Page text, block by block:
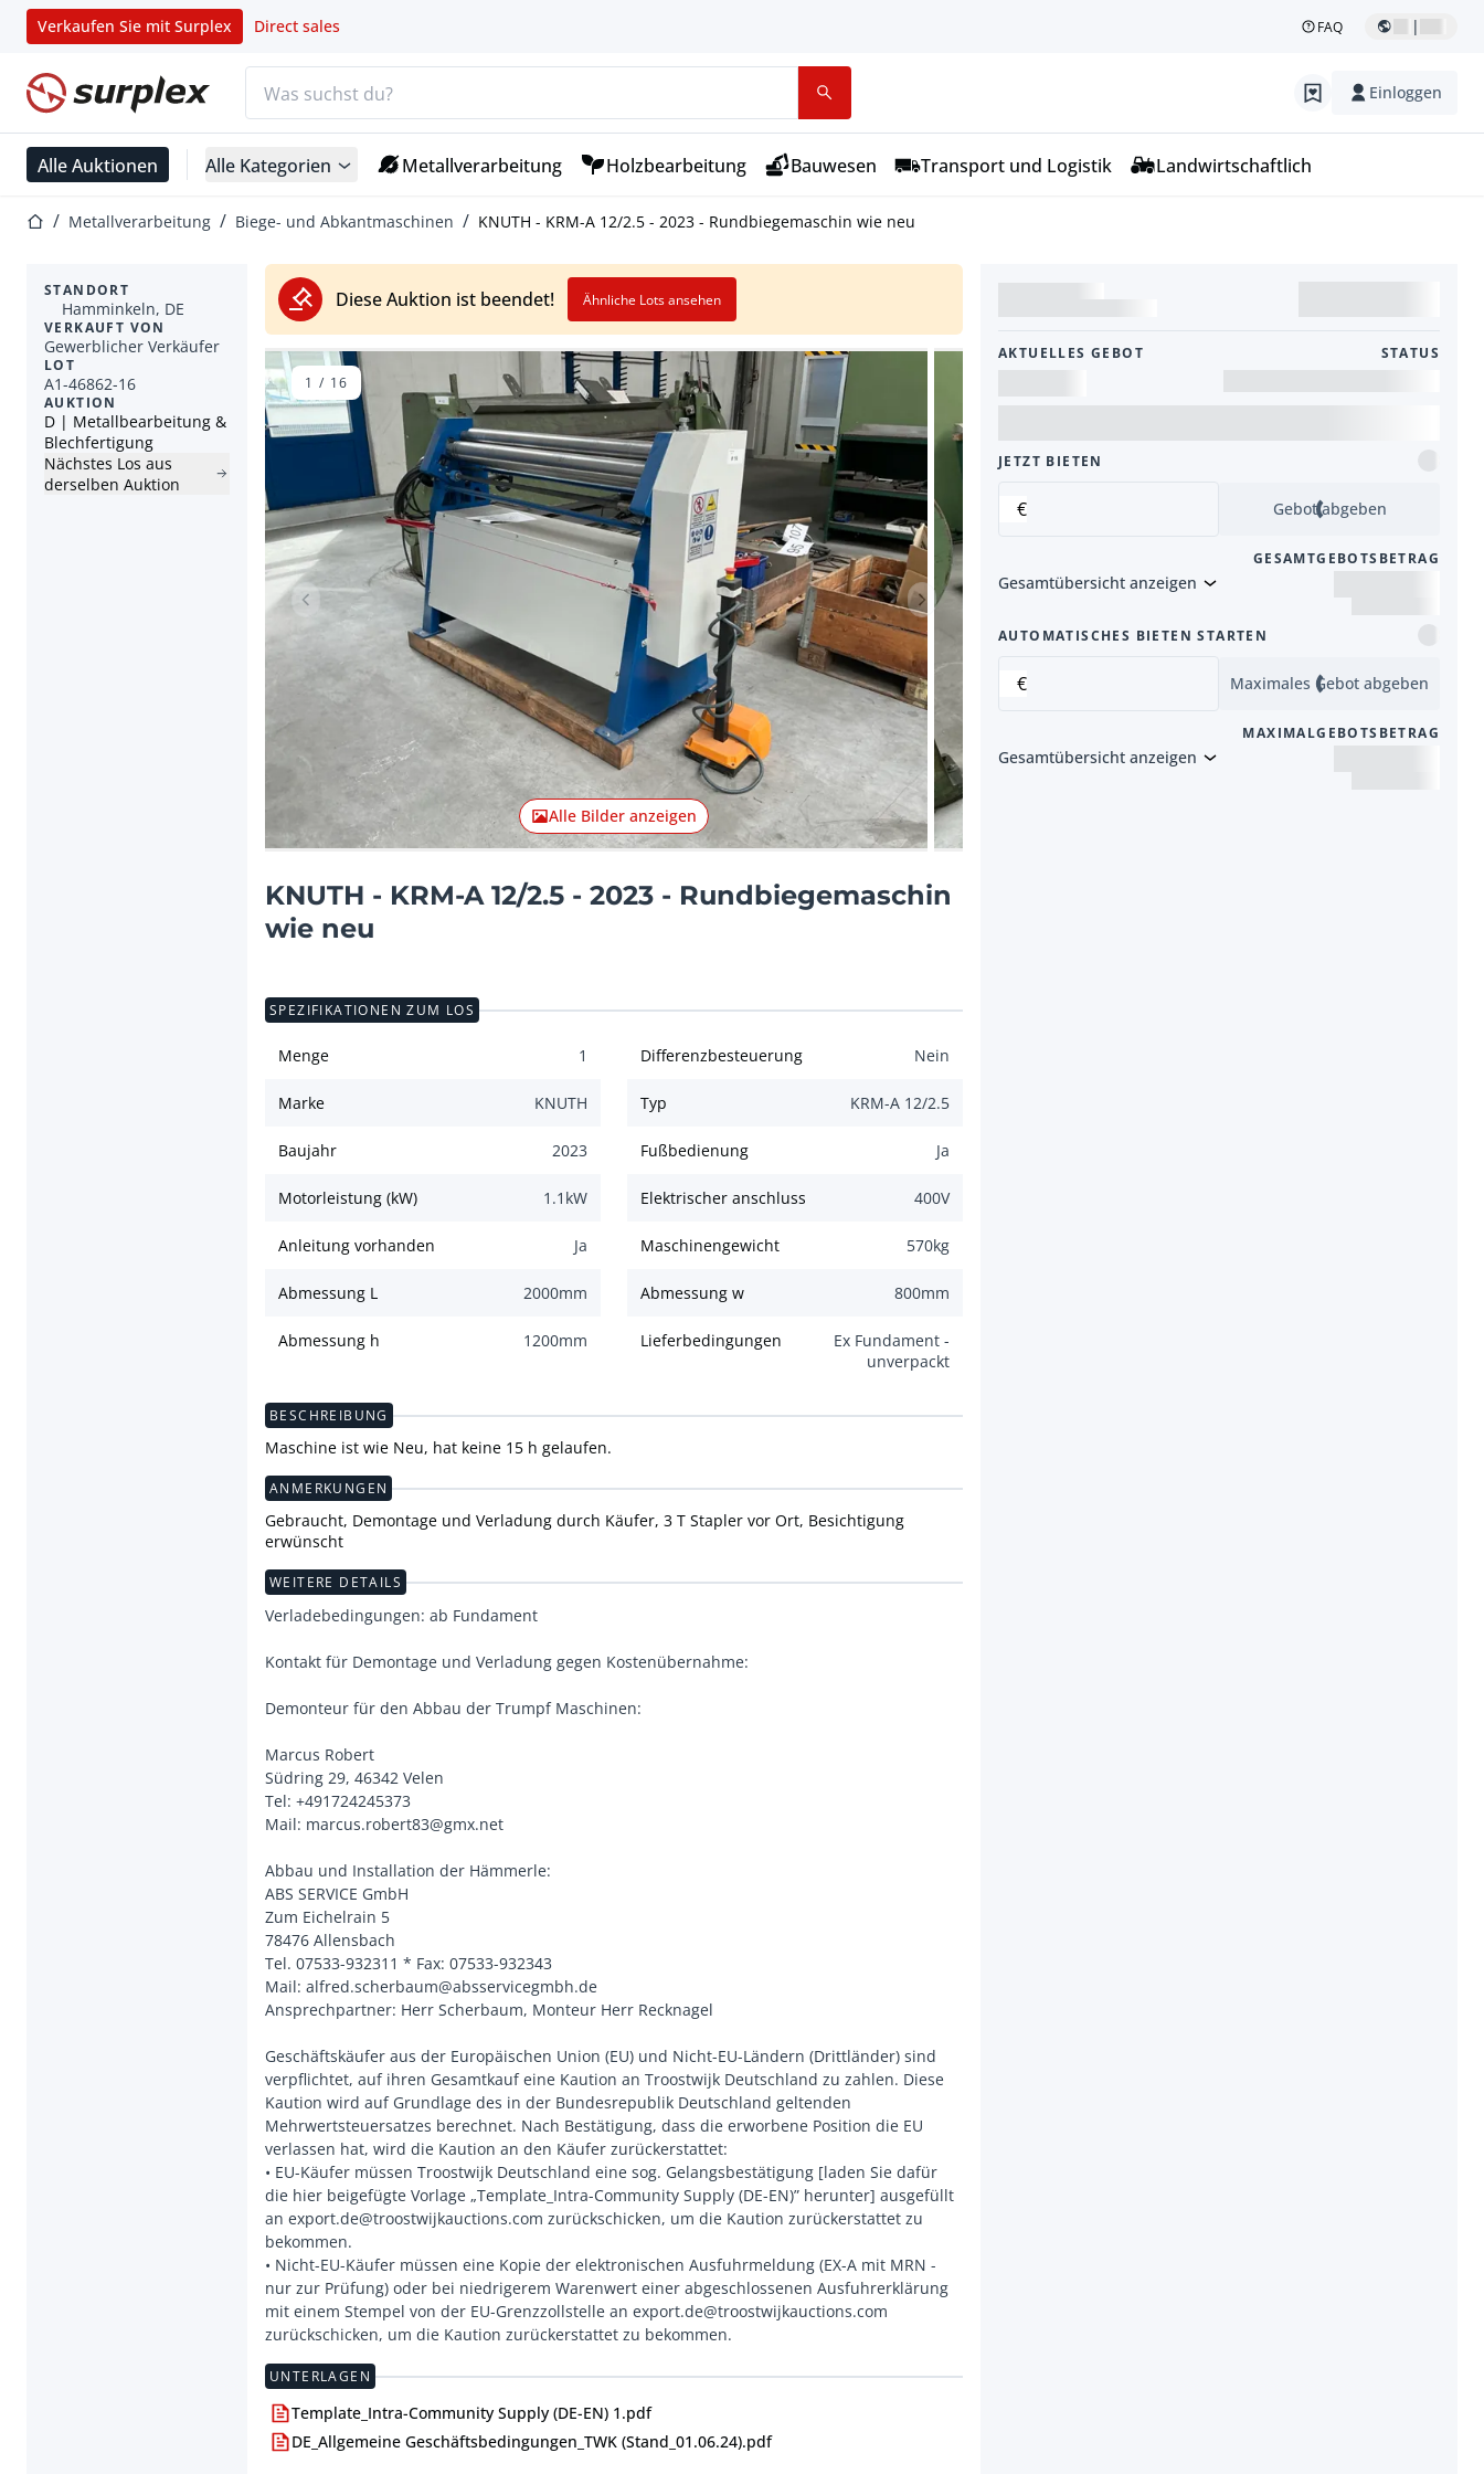
Verkaufen Sie mit Surplex Direct sales FAQ |
Startseite Einloggen
Alle Auktionen Alle Kategorien Metallverarbeitung Holzbearbeitung Bauwesen Transport und Logistik Landwirtschaftlich
StartseiteMetallverarbeitung Biege- und Abkantmaschinen KNUTH - KRM-A 12/2.5 - 2023 - Rundbiegemaschin wie neu
Diese Auktion ist beendet! Ähnliche Lots ansehen
STANDORT
Hamminkeln, DE
VERKAUFT VON
Gewerblicher Verkäufer
LOT
A1-46862-16
AUKTION
D | Metallbearbeitung &
Blechfertigung
Nächstes Los aus
derselben Auktion
Vorheriger Artikel Nächster Artikel
Alle Bilder anzeigen
1 / 16
KNUTH - KRM-A 12/2.5 - 2023 - Rundbiegemaschin
wie neu
AKTUELLES GEBOT STATUS
JETZT BIETEN
€ Gebot abgeben
GESAMTGEBOTSBETRAG
Gesamtübersicht anzeigen
AUTOMATISCHES BIETEN STARTEN
€ Maximales Gebot abgeben
MAXIMALGEBOTSBETRAG
Gesamtübersicht anzeigen
SPEZIFIKATIONEN ZUM LOS
Menge 1 Differenzbesteuerung Nein
Marke KNUTH Typ KRM-A 12/2.5
Baujahr 2023 Fußbedienung Ja
Motorleistung (kW) 1.1 kW Elektrischer anschluss 400V
Anleitung vorhanden Ja Maschinengewicht 570kg
Abmessung L 2000mm Abmessung w 800mm
Abmessung h 1200mm Lieferbedingungen
Ex Fundament -
unverpackt
BESCHREIBUNG
Maschine ist wie Neu, hat keine 15 h gelaufen.
ANMERKUNGEN
Gebraucht, Demontage und Verladung durch Käufer, 3 T Stapler vor Ort, Besichtigung
erwünscht
WEITERE DETAILS
Verladebedingungen: ab Fundament
Kontakt für Demontage und Verladung gegen Kostenübernahme:
Demonteur für den Abbau der Trumpf Maschinen:
Marcus Robert
Südring 29, 46342 Velen
Tel: +491724245373
Mail: marcus.robert83@gmx.net
Abbau und Installation der Hämmerle:
ABS SERVICE GmbH
Zum Eichelrain 5
78476 Allensbach
Tel. 07533-932311 * Fax: 07533-932343
Mail: alfred.scherbaum@absservicegmbh.de
Ansprechpartner: Herr Scherbaum, Monteur Herr Recknagel
Geschäftskäufer aus der Europäischen Union (EU) und Nicht-EU-Ländern (Drittländer) sind
verpflichtet, auf ihren Gesamtkauf eine Kaution an Troostwijk Deutschland zu zahlen. Diese
Kaution wird auf Grundlage des in der Bundesrepublik Deutschland geltenden
Mehrwertsteuersatzes berechnet. Nach Bestätigung, dass die erworbene Position die EU
verlassen hat, wird die Kaution an den Käufer zurückerstattet:
• EU-Käufer müssen Troostwijk Deutschland eine sog. Gelangsbestätigung [laden Sie dafür
die hier beigefügte Vorlage „Template_Intra-Community Supply (DE-EN)” herunter] ausgefüllt
an export.de@troostwijkauctions.com zurückschicken, um die Kaution zurückerstattet zu
bekommen.
• Nicht-EU-Käufer müssen eine Kopie der elektronischen Ausfuhrmeldung (EX-A mit MRN -
nur zur Prüfung) oder bei niedrigerem Warenwert einer abgeschlossenen Ausfuhrerklärung
mit einem Stempel von der EU-Grenzzollstelle an export.de@troostwijkauctions.com
UNTERLAGEN
Template_Intra-Community Supply (DE-EN) 1.pdf
DE_Allgemeine Geschäftsbedingungen_TWK (Stand_01.06.24).pdf